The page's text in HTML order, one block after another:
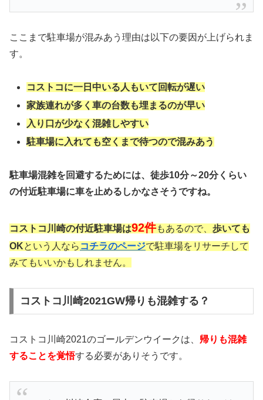
ここまで駐車場が混みあう理由は以下の要因が上げられま
す。
コストコに一日中いる人もいて回転が遅い
家族連れが多く車の台数も埋まるのが早い
入り口が少なく混雑しやすい
駐車場に入れても空くまで待つので混みあう
駐車場混雑を回避するためには、徒歩10分～20分くらい
の付近駐車場に車を止めるしかなさそうですね。
コストコ川崎の付近駐車場は92件もあるので、 歩いても
OKという人なら コチラのページで駐車場をリサーチして
みてもいいかもしれません。
コストコ川崎2021GW帰りも混雑する？
コストコ川崎2021のゴールデンウイークは、 帰りも混雑
することを覚悟する必要がありそうです。